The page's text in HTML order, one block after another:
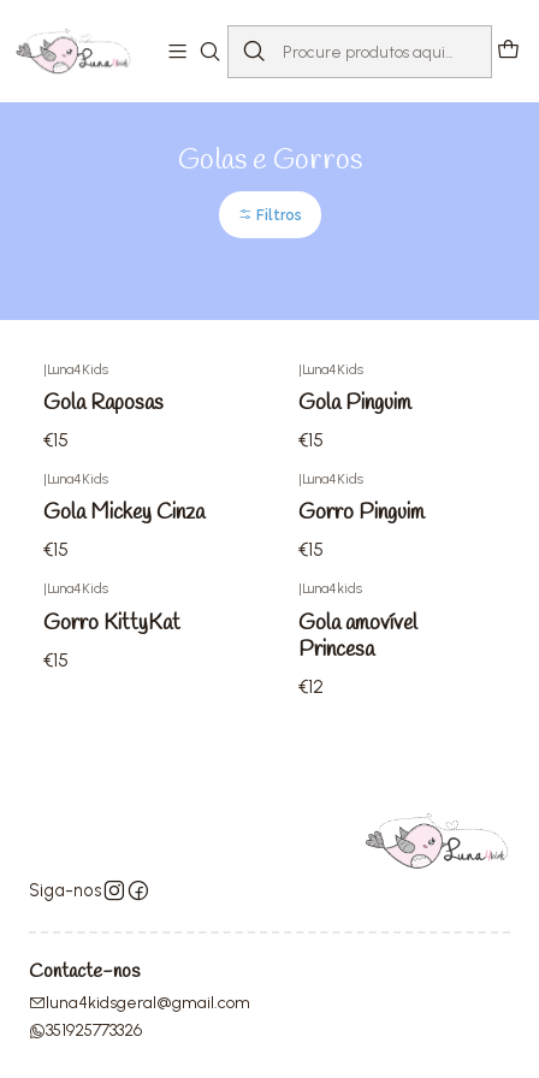
Acessórios Golas e Gorros
Golas e Gorros
Filtros
|Luna4Kids
Gola Raposas
€15
|Luna4Kids
Gola Pinguim
€15
|Luna4Kids
Gola Mickey Cinza
€15
|Luna4Kids
Gorro Pinguim
€15
|Luna4Kids
Gorro KittyKat
€15
|Luna4kids
Gola amovível
Princesa
€12
Siga-nos
Contacte-nos
luna4kidsgeral@gmail.com
351925773326